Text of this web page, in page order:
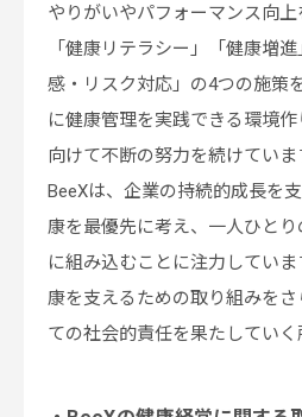
やりがいやパフォーマンス向上
「健康リテラシー」「健康増
感・リスク対応」の4つの施策
に健康管理を実践できる環境
向けて不断の努力を続けていま
BeeXは、企業の持続的成長を
康を最優先に考え、一人ひと
に組み込むことに注力してい
康を支えるための取り組みを
ての社会的責任を果たしていく